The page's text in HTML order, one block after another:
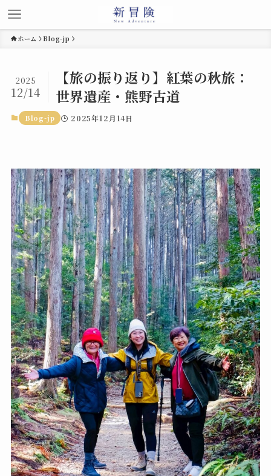
ホーム Blog-jp
【旅の振り返り】紅葉の秋旅：
世界遺産・熊野古道
2025
12/14
Blog-jp 2025年12月14日